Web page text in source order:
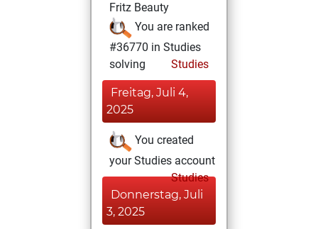
Fritz Beauty
You are ranked
#36770 in Studies
solving
Studies
Freitag, Juli 4,
2025
You created
your Studies account
Studies
Donnerstag, Juli
3, 2025